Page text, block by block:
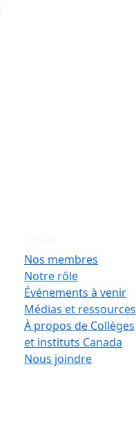
Nos membres
Notre rôle
Événements à venir
Médias et ressources
À propos de Collèges
et instituts Canada
Nous joindre